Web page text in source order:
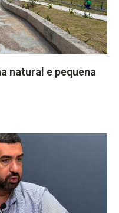
natural e pequena